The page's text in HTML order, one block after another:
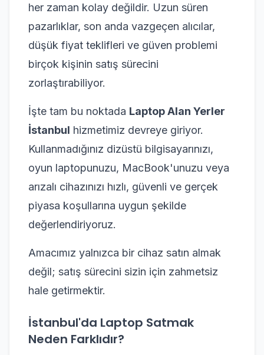
her zaman kolay değildir. Uzun süren
pazarlıklar, son anda vazgeçen alıcılar,
düşük fiyat teklifleri ve güven problemi
birçok kişinin satış sürecini
zorlaştırabiliyor.
İşte tam bu noktada Laptop Alan Yerler
İstanbul hizmetimiz devreye giriyor.
Kullanmadığınız dizüstü bilgisayarınızı,
oyun laptopunuzu, MacBook'unuzu veya
arızalı cihazınızı hızlı, güvenli ve gerçek
piyasa koşullarına uygun şekilde
değerlendiriyoruz.
Amacımız yalnızca bir cihaz satın almak
değil; satış sürecini sizin için zahmetsiz
hale getirmektir.
İstanbul'da Laptop Satmak
Neden Farklıdır?